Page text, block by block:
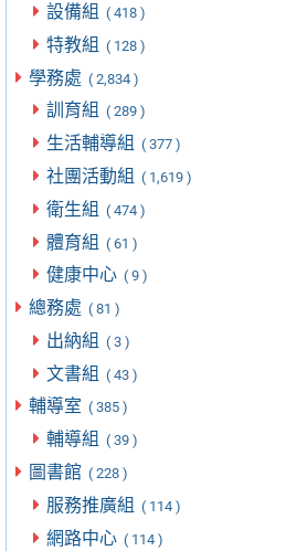
設備組 ( 418 )
特教組 ( 128 )
學務處 ( 2,834 )
訓育組 ( 289 )
生活輔導組 ( 377 )
社團活動組 ( 1,619 )
衛生組 ( 474 )
體育組 ( 61 )
健康中心 ( 9 )
總務處 ( 81 )
出納組 ( 3 )
文書組 ( 43 )
輔導室 ( 385 )
輔導組 ( 39 )
圖書館 ( 228 )
服務推廣組 ( 114 )
網路中心 ( 114 )